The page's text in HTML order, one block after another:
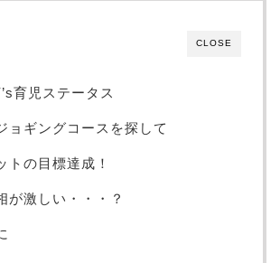
CLOSE
育児ステータス
ョギングコースを探して
トの目標達成！
が激しい・・・？